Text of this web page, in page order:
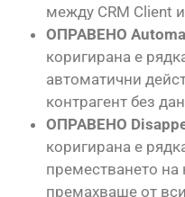
между CRM Client
ОПРАВЕНО
коригирана е
автоматични
контрагент без
ОПРАВЕНО
коригирана е
преместването на
премахваше от